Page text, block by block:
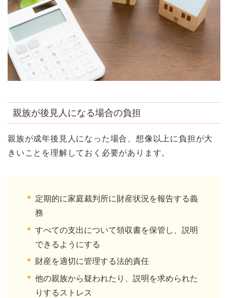
親族が後見人になる場合の負担
親族が成年後見人になった場合、想像以上に負担が大
きいことを理解しておく必要があります。
定期的に家庭裁判所に財産状況を報告する義
務
すべての支出について領収書を保管し、説明
できるようにする
財産を適切に管理する法的責任
他の親族から疑われたり、説明を求められた
りするストレス